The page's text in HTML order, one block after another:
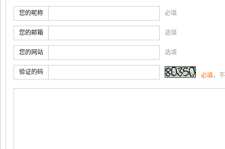
您的昵称 必填
您的邮箱 选填
您的网站 选填
验证的码 必填，